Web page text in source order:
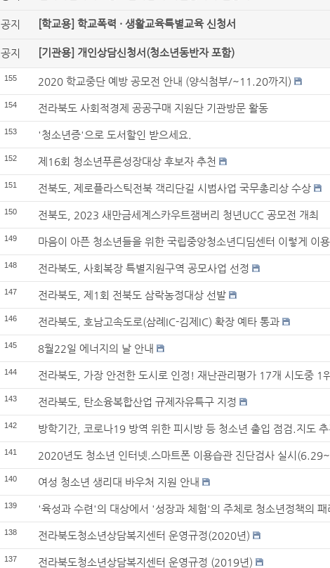
공지 [학교용] 학교폭력 · 생활교육특별교육 신청서
공지 [기관용] 개인상담신청서(청소년동반자 포함)
155 2020 학교중단 예방 공모전 안내 (양식첨부/~11.20까지)
154 전라북도 사회적경제 공공구매 지원단 기관방문 활동
153 '청소년증'으로 도서할인 받으세요.
152 제16회 청소년푸른성장대상 후보자 추천
151 전북도, 제로플라스틱전북 객리단길 시범사업 국무총리상 수상
150 전북도, 2023 새만금세계스카우트잼버리 청년UCC 공모전 개최
149 마음이 아픈 청소년들을 위한 국립중앙청소년디딤센터 이렇게 이
148 전라북도, 사회복장 특별지원구역 공모사업 선정
147 전라북도, 제1회 전북도 삼락농정대상 선발
146 전라북도, 호남고속도로(삼례IC-김제IC) 확장 예타 통과
145 8월22일 에너지의 날 안내
144 전라북도, 가장 안전한 도시로 인정! 재난관리평가 17개 시도중 1위
143 전라북도, 탄소융복합산업 규제자유특구 지정
142 방학기간, 코로나19 방역 위한 피시방 등 청소년 출입 점검.지도 추
141 2020년도 청소년 인터넷.스마트폰 이용습관 진단검사 실시
140 여성 청소년 생리대 바우처 지원 안내
139 '육성과 수련'의 대상에서 '성장과 체험'의 주체로 청소년정책의 패
138 전라북도청소년상담복지센터 운영규정(2020년)
137 전라북도청소년상담복지센터 운영규정 (2019년)